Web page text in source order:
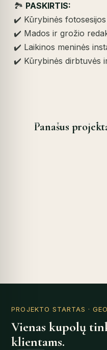
🏞️ PASKIRTIS:
✔️ Kūrybinės
✔️ Mados ir grožio
✔️ Laikinos meninės
✔️ Kūrybinės dirbtuvės
Panašus
PROJEKTO STARTAS ·
Vienas kupolų
klientams.